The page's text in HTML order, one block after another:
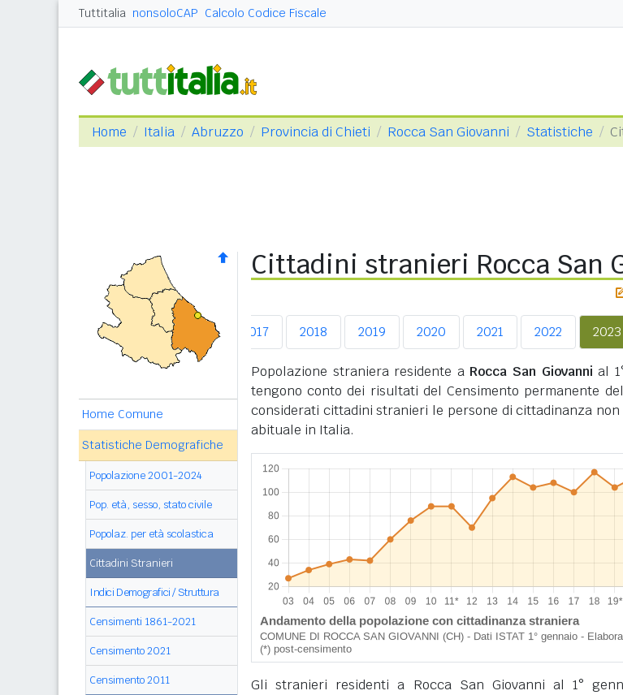
Tuttitalia nonsoloCAP Calcolo Codice Fiscale
Home Italia Abruzzo Provincia di Chieti Rocca San Giovanni Statistiche
Home Comune
Statistiche Demografiche
Popolazione 2001-2024
Pop. età, sesso, stato civile
Popolaz. per età scolastica
Cittadini Stranieri
Indici Demografici / Struttura
Censimenti 1861-2021
Censimento 2021
Censimento 2011
Cittadini stranieri Rocca San
2015 2017 2018 2019 2020 2021 2022 2023
Popolazione straniera residente a Rocca San Giovanni al
tengono conto dei risultati del Censimento permanente
considerati cittadini stranieri le persone di cittadinanza
abituale in Italia.
Gli stranieri residenti a Rocca San Giovanni al 1°